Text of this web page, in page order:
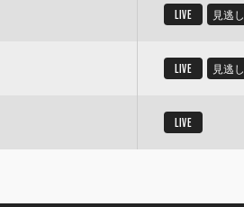
LIVE 見逃し
LIVE 見逃し
LIVE